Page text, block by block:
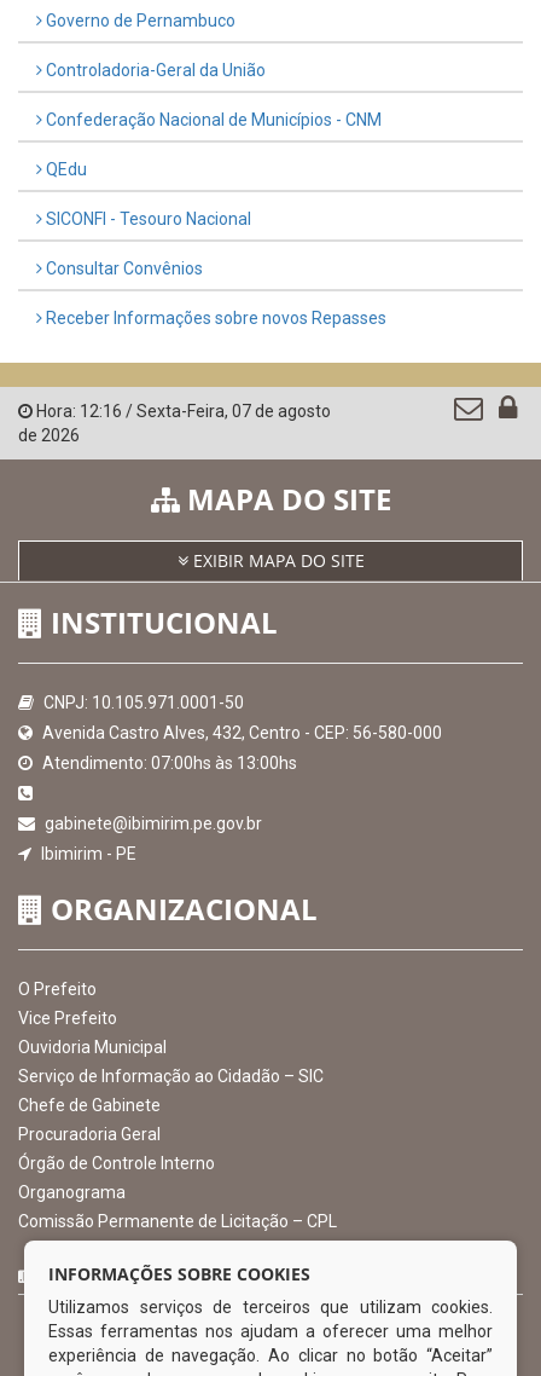
LINKS ÚTEIS
QEdu
Consultar Convênios
Hora:
de 2026
MAPA DO SITE
INSTITUCIONAL
Atendimento: 07:00hs às 13:00hs
gabinete@ibimirim.pe.gov.br
Ibimirim - PE
ORGANIZACIONAL
O Prefeito
Vice Prefeito
Ouvidoria Municipal
Serviço de Informação ao Cidadão – SIC
Chefe de Gabinete
Procuradoria Geral
INFORMAÇÕES SOBRE COOKIES
Utilizamos serviços de terceiros que utilizam cookies.
Essas ferramentas nos ajudam a oferecer uma melhor
experiência de navegação. Ao clicar no botão “Aceitar”